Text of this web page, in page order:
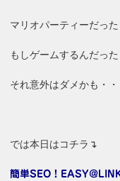
マリオパーティーだっ
もしゲームするんだっ
それ意外はダメかも・
では本日はコチラ↴
簡単SEO！